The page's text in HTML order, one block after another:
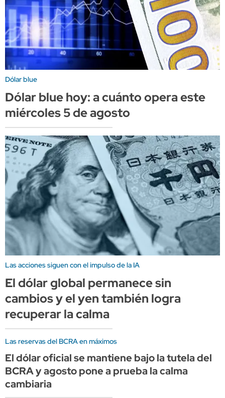
Dólar blue
Dólar blue hoy: a cuánto opera este
miércoles 5 de agosto
Las acciones siguen con el impulso de la IA
El dólar global permanece sin
cambios y el yen también logra
recuperar la calma
Las reservas del BCRA en máximos
El dólar oficial se mantiene bajo la tutela del
BCRA y agosto pone a prueba la calma
cambiaria